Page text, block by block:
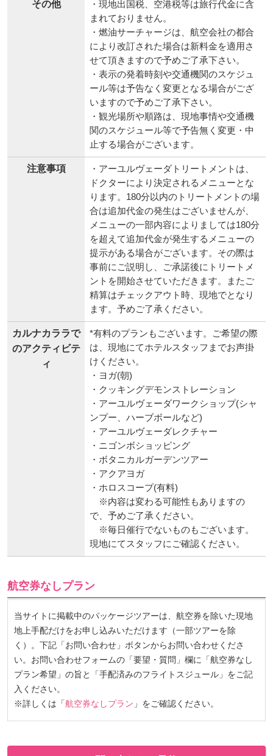
その他
・現地出国税、空港税等は旅行代金に含
まれておりません。
・燃油サーチャージは、航空会社の都合
により改訂された場合は新料金を適用さ
せて頂きますので予めご了承下さい。
・表示の発着時刻や交通機関のスケジュ
ール等は予告なく変更となる場合がござ
いますので予めご了承下さい。
・観光場所や順路は、現地事情や交通機
関のスケジュール等で予告無く変更・中
止する場合がございます。
注意事項
・アーユルヴェーダトリートメントは、
ドクターにより決定されるメニューとな
ります。180分以内のトリートメントの場
合は追加代金の発生はございませんが、
メニューの一部内容によりましては180分
を超えて追加代金が発生するメニューの
提示がある場合がございます。その際は
事前にご説明し、ご承諾後にトリートメ
ントを開始させていただきます。またご
精算はチェックアウト時、現地でとなり
ます。予めご了承ください。
カルナカララで
のアクティビテ
ィ
*有料のプランもございます。ご希望の際
は、現地にてホテルスタッフまでお声掛
けください。
・ヨガ(朝)
・クッキングデモンストレーション
・アーユルヴェーダワークショップ(シャ
ンプー、ハーブボールなど)
・アーユルヴェーダレクチャー
・ニゴンボショッピング
・ボタニカルガーデンツアー
・アクアヨガ
・ホロスコープ(有料)
※内容は変わる可能性もありますの
で、予めご了承ください。
※毎日催行でないものもございます。
現地にてスタッフにご確認ください。
航空券なしプラン
当サイトに掲載中のパッケージツアーは、航空券を除いた現地
地上手配だけをお申し込みいただけます（一部ツアーを除
く）。下記「お問い合わせ」ボタンからお問い合わせくださ
い。お問い合わせフォームの「要望・質問」欄に「航空券なし
プラン希望」の旨と「手配済みのフライトスジュール」をご記
入ください。
※詳しくは「航空券なしプラン 」をご確認ください。